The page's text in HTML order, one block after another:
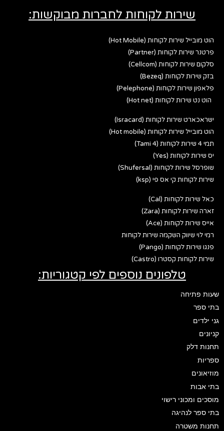
שירות לקוחות לחברות מבוקשות:
הוט מובייל שירות לקוחות (Hot Mobile)
פרטנר שירות לקוחות (Partner)
סלקום שירות לקוחות (Cellcom)
בזק שירות לקוחות (Bezeq)
פלאפון שירות לקוחות (Pelephone)
הוט נט שירות לקוחות (Hot net)
ישראכארט שירות לקוחות (Isracard)
הוט מובייל שירות לקוחות (Hot mobile)
תמי 4 שירות לקוחות (Tami 4)
יס שירות לקוחות (Yes)
שופרסל שירות לקוחות (Shufersal)
שירות לקוחות קי אס פי (ksp)
כאל שירות לקוחות (Cal)
זארה שירות לקוחות (Zara)
אייס שירות לקוחות (Ace)
רמי לוי שיווק השקמה שירות לקוחות
פנגו שירות לקוחות (Pango)
שירות לקוחות קסטרו (Castro)
טלפונים נוספים לפי קטגוריות:
שעות פתיחה
בתי ספר
גני ילדים
קניונים
תחנות דלק
ספריות
מוזיאונים
בתי אבות
מוסכים ומכוני רישוי
בתי ספר לנהיגה
תחנות משטרה